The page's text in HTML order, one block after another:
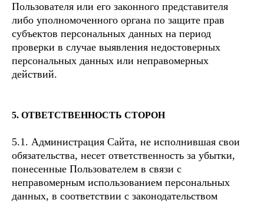
Пользователя или его законного представителя
либо уполномоченного органа по защите прав
субъектов персональных данных на период
проверки в случае выявления недостоверных
персональных данных или неправомерных
действий.
5. ОТВЕТСТВЕННОСТЬ СТОРОН
5.1. Администрация Сайта, не исполнившая свои
обязательства, несет ответственность за убытки,
понесенные Пользователем в связи с
неправомерным использованием персональных
данных, в соответствии с законодательством